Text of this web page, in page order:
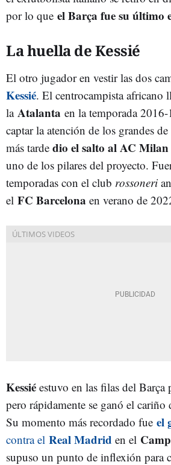
por lo que el Barça fue su último
La huella de Kessié
El otro jugador en vestir las dos
Kessié. El centrocampista africano
la Atalanta en la temporada
captar la atención de los grandes
más tarde dio el salto alAC Milan
uno de los pilares del proyecto.
temporadas con el club rossoneri
el FC Barcelona en verano de
Kessié estuvo en las filas del Barça
pero rápidamente se ganó el
Su momento más recordado fue el
contra el Real Madrid en el
supuso un punto de inflexión para